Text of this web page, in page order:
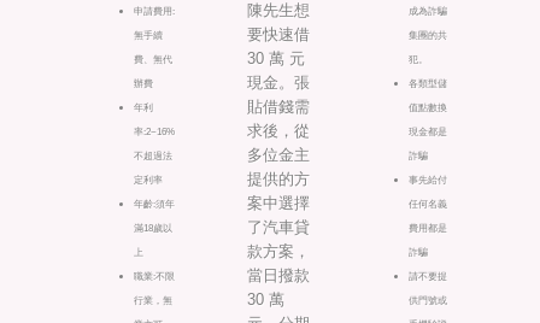
申請費用:
無手續
費、無代
辦費
年利
率:2~16%
不超過法
定利率
年齡:須年
滿18歲以
上
職業:不限
行業，無
陳先生想
要快速借
30 萬 元
現金。張
貼借錢需
求後，從
多位金主
提供的方
案中選擇
了汽車貸
款方案，
當日撥款
30 萬
成為詐騙
集團的共
犯。
各類型儲
值點數換
現金都是
詐騙
事先給付
任何名義
費用都是
詐騙
請不要提
供門號或